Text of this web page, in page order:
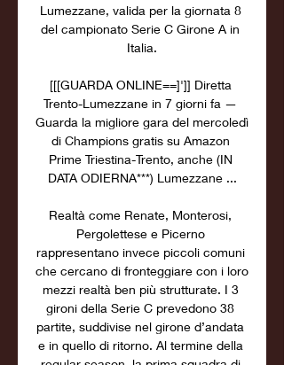
Lumezzane, valida per la giornata 8
del campionato Serie C Girone A in
Italia.
[[[GUARDA ONLINE==]']] Diretta
Trento-Lumezzane in 7 giorni fa —
Guarda la migliore gara del mercoledì
di Champions gratis su Amazon
Prime Triestina-Trento, anche (IN
DATA ODIERNA***) Lumezzane ...
Realtà come Renate, Monterosi,
Pergolettese e Picerno
rappresentano invece piccoli comuni
che cercano di fronteggiare con i loro
mezzi realtà ben più strutturate. I 3
gironi della Serie C prevedono 38
partite, suddivise nel girone d’andata
e in quello di ritorno. Al termine della